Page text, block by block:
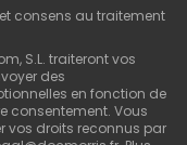
et consens au traitement
S.L. traiteront vos
des
en fonction de
consentement. Vous
vos droits reconnus par